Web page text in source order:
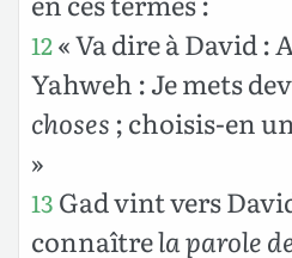
12« Va dire à David :
Yahweh : Je mets
choses ; choisis-en
»
13 Gad vint vers
connaîtrela parole